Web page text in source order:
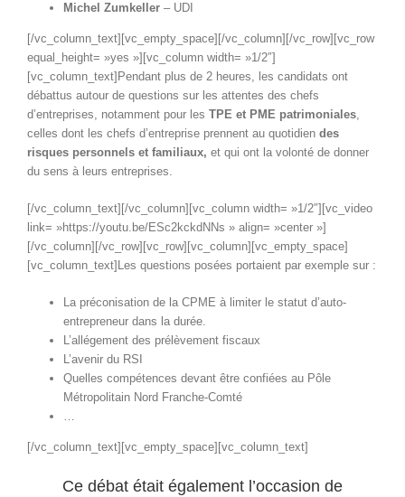
Michel Zumkeller – UDI
[/vc_column_text][vc_empty_space][/vc_column][/vc_row][vc_row
equal_height= »yes »][vc_column width= »1/2″]
[vc_column_text]Pendant plus de 2 heures, les candidats ont
débattus autour de questions sur les attentes des chefs
d’entreprises, notamment pour les TPE et PME patrimoniales,
celles dont les chefs d’entreprise prennent au quotidien des
risques personnels et familiaux, et qui ont la volonté de donner
du sens à leurs entreprises.
[/vc_column_text][/vc_column][vc_column width= »1/2″][vc_video
link= »https://youtu.be/ESc2kckdNNs » align= »center »]
[/vc_column][/vc_row][vc_row][vc_column][vc_empty_space]
[vc_column_text]Les questions posées portaient par exemple sur :
La préconisation de la CPME à limiter le statut d’auto-
entrepreneur dans la durée.
L’allégement des prélèvement fiscaux
L’avenir du RSI
Quelles compétences devant être confiées au Pôle
Métropolitain Nord Franche-Comté
…
[/vc_column_text][vc_empty_space][vc_column_text]
Ce débat était également l’occasion de